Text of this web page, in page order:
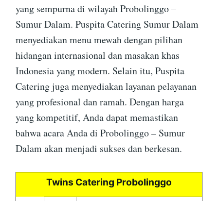
yang sempurna di wilayah Probolinggo –
Sumur Dalam. Puspita Catering Sumur Dalam
menyediakan menu mewah dengan pilihan
hidangan internasional dan masakan khas
Indonesia yang modern. Selain itu, Puspita
Catering juga menyediakan layanan pelayanan
yang profesional dan ramah. Dengan harga
yang kompetitif, Anda dapat memastikan
bahwa acara Anda di Probolinggo – Sumur
Dalam akan menjadi sukses dan berkesan.
Twins Catering Probolinggo